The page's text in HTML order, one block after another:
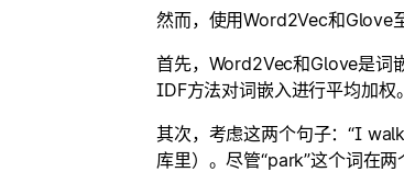
然而，使用Word2Vec和Glove
首先，Word2Vec和Glove是词
IDF方法对词嵌入进行平均加权
其次，考虑这两个句子：“I
库里）。尽管“park”这个词在